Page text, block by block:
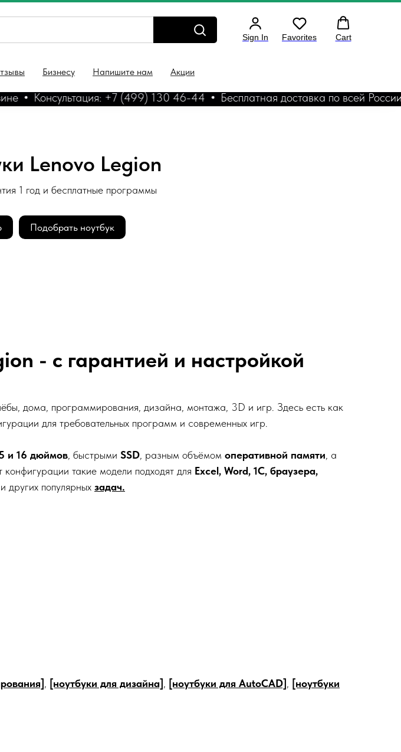
Sign In Favorites Cart
Бизнесу Напишите нам Акции
Консультация: +7 (499) 130 46-44 Бесплатная доставка по всей России
Lenovo Legion
1 год и бесплатные программы
Подобрать ноутбук
- с гарантией и настройкой
дома, программирования, дизайна, монтажа, 3D и игр. Здесь есть как
для требовательных программ и современных игр.
и 16 дюймов, быстрыми SSD, разным объёмом оперативной памяти, а
конфигурации такие модели подходят для Excel, Word, 1С, браузера,
и других популярных задач.
, [ноутбуки для дизайна], [ноутбуки для AutoCAD], [ноутбуки